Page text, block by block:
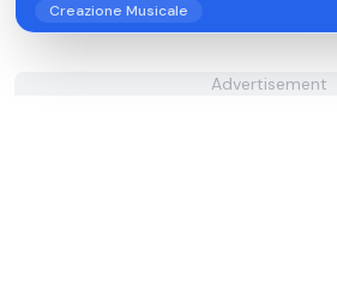
Creazione Musicale
Advertisement